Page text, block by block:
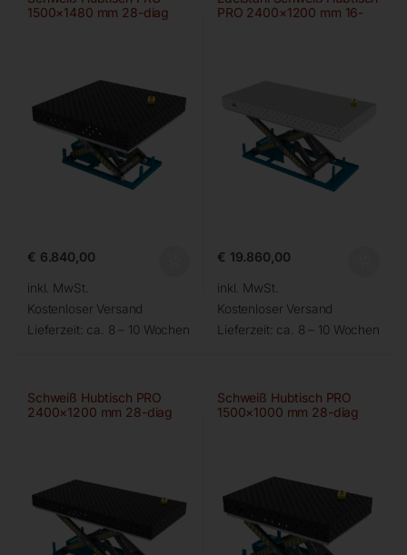
1500×1480 mm 28-diag
€ 6.840,00
inkl. MwSt.
Kostenloser Versand
Lieferzeit: ca. 8 – 10 Wochen
PRO 2400×1200 mm 16-
€ 19.860,00
inkl. MwSt.
Kostenloser Versand
Lieferzeit: ca. 8 – 10 Wochen
Schweiß Hubtisch PRO
2400×1200 mm 28-diag
Schweiß Hubtisch PRO
1500×1000 mm 28-diag